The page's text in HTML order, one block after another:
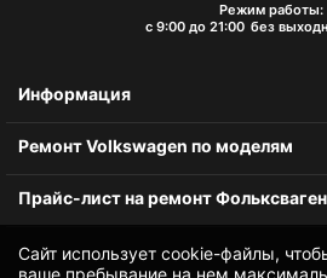
Сайт использует cookie-файлы,
ваше пребывание на нем
Режим работы:
с 9:00 до 21:00 без
Информация
Ремонт Volkswagen по моделям
Прайс-лист на ремонт Фольксваген